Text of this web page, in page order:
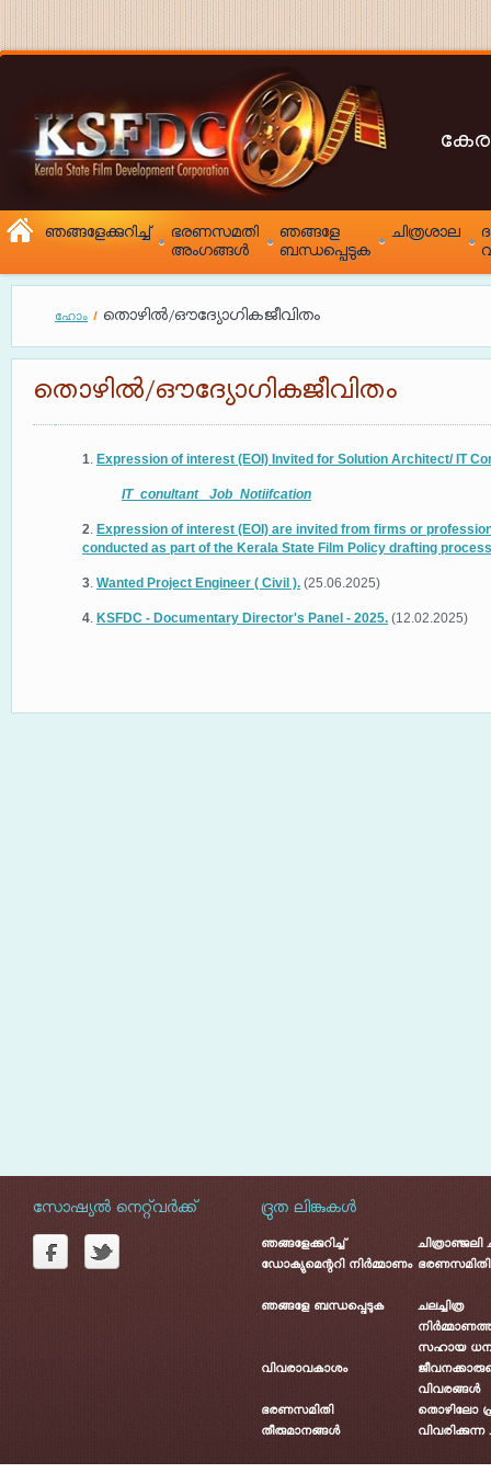
ഞങ്ങളേക്കുറിച്ച്
ഭരണസമതി
അംഗങ്ങൾ
ഞങ്ങളേ
ബന്ധപ്പെടുക
ചിത്രശാല
ഹോം തൊഴിൽ/ഔദ്യോഗികജീവിതം
തൊഴിൽ/ഔദ്യോഗികജീവിതം
1. Expression of interest (EOI) Invited for Solution Architect/ IT
IT_conultant _Job_Notiifcation
2. Expression of interest (EOI) are invited from firms or
conducted as part of the Kerala State Film Policy drafting
3. Wanted Project Engineer ( Civil ). (25.06.2025)
4. KSFDC - Documentary Director's Panel - 2025. (12.02.2025)
സോഷ്യൽ നെറ്റ്‌വർക്ക് ദ്രുത ലിങ്കുകൾ
ഞങ്ങളേക്കുറിച്ച്
ചിത്രാഞ്ജലി
ഡോക്യുമെന്ററി നിർമ്മാണം
ഞങ്ങളേ ബന്ധപ്പെടുക
ചലച്ചിത്ര
സഹായ
വിവരാവകാശം
വിവരങ്ങൾ
ഭരണസമിതി
തീരുമാനങ്ങൾ
തൊഴിലോ
വിവരിക്കുന്ന